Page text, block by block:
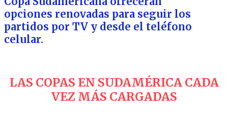
opciones renovadas para seguir los
partidos por TV y desde el teléfono
celular.
LAS COPAS EN SUDAMÉRICA CADA
VEZ MÁS CARGADAS